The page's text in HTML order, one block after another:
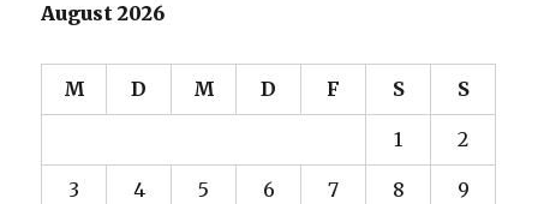
August 2026
M D M D F S S
1 2
3 4 5 6 7 8 9